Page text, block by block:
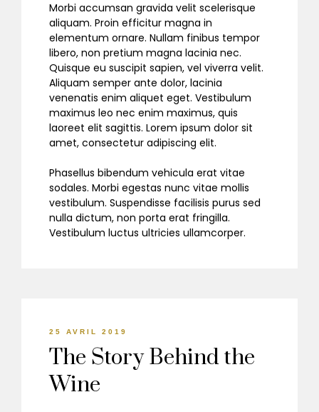
Morbi accumsan gravida velit scelerisque
aliquam. Proin efficitur magna in
elementum ornare. Nullam finibus tempor
libero, non pretium magna lacinia nec.
Quisque eu suscipit sapien, vel viverra velit.
Aliquam semper ante dolor, lacinia
venenatis enim aliquet eget. Vestibulum
maximus leo nec enim maximus, quis
laoreet elit sagittis. Lorem ipsum dolor sit
amet, consectetur adipiscing elit.
Phasellus bibendum vehicula erat vitae
sodales. Morbi egestas nunc vitae mollis
vestibulum. Suspendisse facilisis purus sed
nulla dictum, non porta erat fringilla.
Vestibulum luctus ultricies ullamcorper.
25 AVRIL 2019
The Story Behind the
Wine